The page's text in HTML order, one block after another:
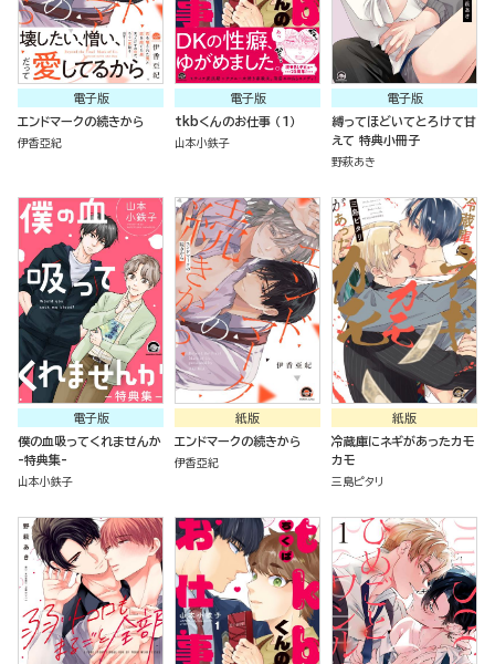
電子版
エンドマークの続きから
伊香亞紀
電子版
tkbくんのお仕事 （1）
山本小鉄子
電子版
縛ってほどいてとろけて甘
えて 特典小冊子
野萩あき
電子版
僕の血吸ってくれませんか
-特典集-
山本小鉄子
紙版
エンドマークの続きから
伊香亞紀
紙版
冷蔵庫にネギがあったカモ
カモ
三島ピタリ